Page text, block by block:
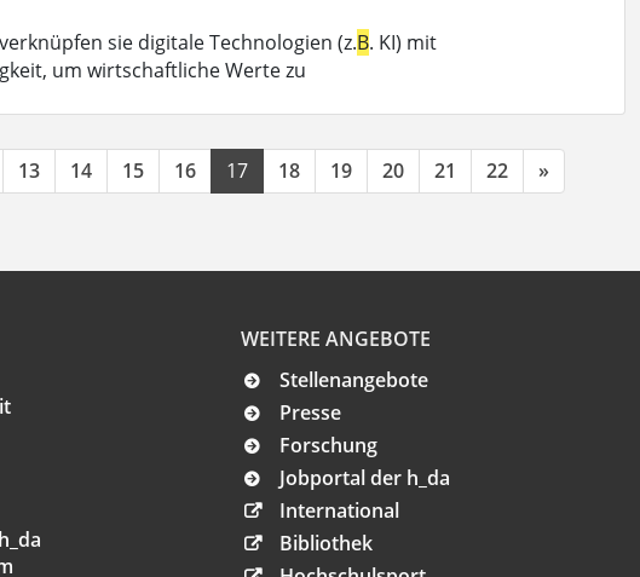
sie digitale Technologien (z.B. KI) mit
um wirtschaftliche Werte zu
13 14 15 16 17 18 19 20 21 22 »
WEITERE ANGEBOTE
Stellenangebote
Presse
Forschung
Jobportal der h_da
International
Bibliothek